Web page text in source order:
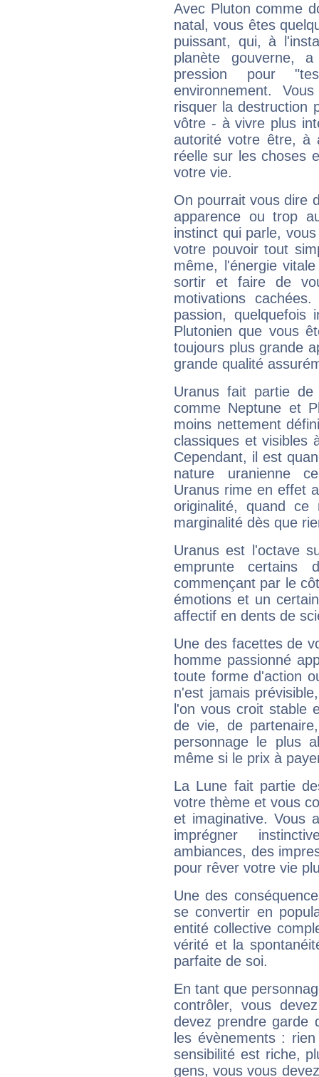
Avec Pluton comme
natal, vous êtes
puissant, qui, à
planète gouverne,
pression pour
environnement.
risquer la destruction
vôtre - à vivre plus
autorité votre être, à
réelle sur les choses
votre vie.
On pourrait vous dire
apparence ou trop
instinct qui parle,
votre pouvoir tout
même, l'énergie
sortir et faire de
motivations
passion, quelquefois
Plutonien que vous
toujours plus grande
grande qualité
Uranus fait partie
comme Neptune et
moins nettement
classiques et visibles
Cependant, il est
nature uranienne
Uranus rime en effet
originalité, quand ce
marginalité dès que
Uranus est l'octave
emprunte
commençant par le
émotions et un
affectif en dents de
Une des facettes de
homme passionné
toute forme d'action
n'est jamais
l'on vous croit stable
de vie, de
personnage le plus
même si le prix à
La Lune fait partie
votre thème et vous
et imaginative. Vous
imprégner
ambiances, des
pour rêver votre vie
Une des
se convertir en
entité collective
vérité et la
parfaite de soi.
En tant que
contrôler, vous
devez prendre garde
les évènements :
sensibilité est riche,
gens, vous vous